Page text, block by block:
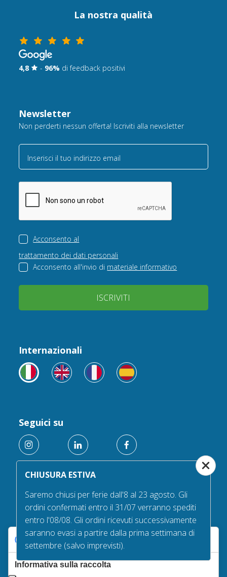
La nostra qualità
4,8 - 96% di feedback positivi
Newsletter
Non perderti nessun offerta! Iscriviti alla newsletter
Inserisci il tuo indirizzo email
Acconsento al
trattamento dei dati personali
Acconsento all'invio di materiale informativo
ISCRIVITI
Servizio clienti
Bisogno di aiuto? I nostri uffici sono aperti dal Lunedì al
Venerdì, dalle 9:00 alle 13:00 e dalle 14:00 alle 17:30.
chiamaci al +39 030/6394506
Internazionali
Seguici su
CHIUSURA ESTIVA
Saremo chiusi per ferie dall'8 al 23 agosto. Gli
ordini confermati entro il 31/07 verranno spediti
entro l'08/08. Gli ordini ricevuti successivamente
saranno evasi a partire dalla prima settimana di
settembre (salvo imprevisti).
Le tue preferenze relative alla privacy
Informativa sulla raccolta